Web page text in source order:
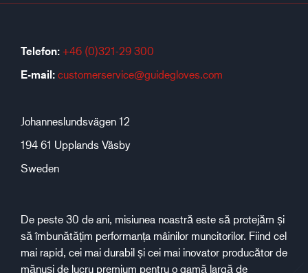
Telefon: +46 (0)321-29 300
E-mail: customerservice@guidegloves.com
Johanneslundsvägen 12
194 61 Upplands Väsby
Sweden
De peste 30 de ani, misiunea noastră este să protejăm și
să îmbunătățim performanța mâinilor muncitorilor. Fiind cel
mai rapid, cei mai durabil și cei mai inovator producător de
mănuși de lucru premium pentru o gamă largă de